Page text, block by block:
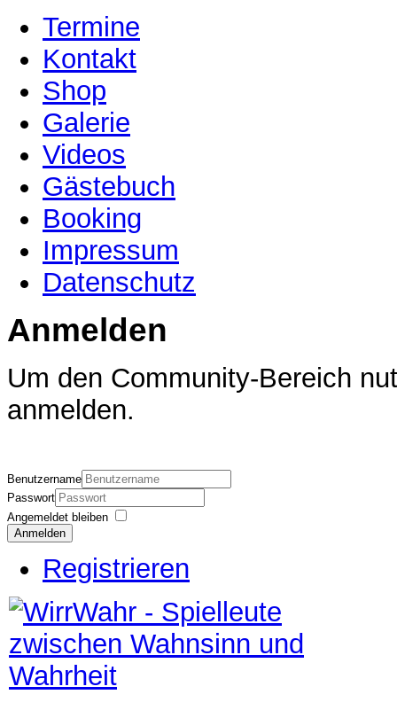
Termine
Kontakt
Shop
Galerie
Videos
Gästebuch
Booking
Impressum
Datenschutz
Anmelden
Um den Community-Bereich
anmelden.
Benutzername
Passwort
Angemeldet bleiben
Anmelden
Registrieren